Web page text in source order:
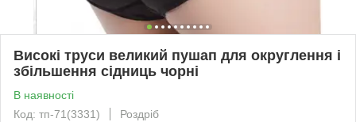
Високі труси великий пушап для округлення і
збільшення сідниць чорні
В наявності
Код: тп-71(3331)
Роздріб